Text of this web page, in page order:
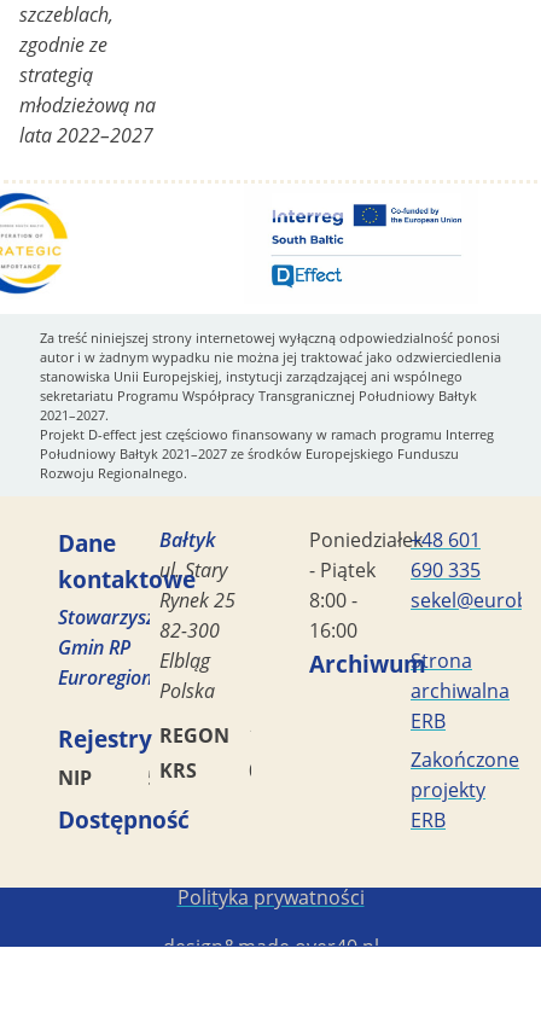
szczeblach,
zgodnie ze
strategią
młodzieżową na
lata 2022–2027
Za treść niniejszej strony internetowej wyłączną odpowiedzialność ponosi
autor i w żadnym wypadku nie można jej traktować jako odzwierciedlenia
stanowiska Unii Europejskiej, instytucji zarządzającej ani wspólnego
sekretariatu Programu Współpracy Transgranicznej Południowy Bałtyk
2021–2027.
Projekt D-effect jest częściowo finansowany w ramach programu Interreg
Południowy Bałtyk 2021–2027 ze środków Europejskiego Funduszu
Rozwoju Regionalnego.
Dane
kontaktowe
Stowarzyszenie
Gmin RP
Euroregion
Bałtyk
ul. Stary
Rynek 25
82-300
Elbląg
Polska
Rejestry
NIP 5782449856
REGON
170419477
KRS
0000042453
Dostępność
Poniedziałek
- Piątek
8:00 -
16:00
+48 601
690 335
ArchiwumStrona
archiwalna
ERB
Zakończone
projekty
ERB
Polityka prywatności
design&madeover40.pl